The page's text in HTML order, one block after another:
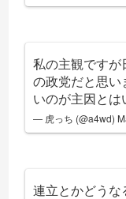
私の主観ですが
の政党だと思
いのが主因とは
— 虎っち (@a4wd)
連立とかどうな